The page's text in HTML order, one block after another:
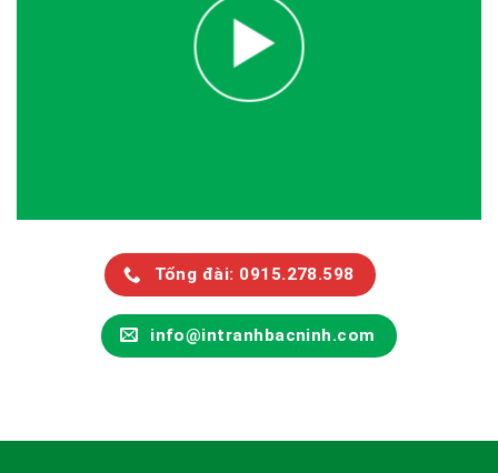
Tổng đài: 0915.278.598
info@intranhbacninh.com